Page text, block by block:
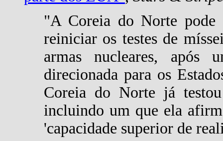
"A Coreia do Norte pode
reiniciar os testes de
armas nucleares, após
direcionada para os
Coreia do Norte já
incluindo um que ela
'capacidade superior de